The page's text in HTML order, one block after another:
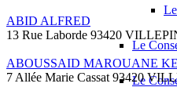
Le
Le
ABID ALFRED
13 Rue Laborde 93420
ABOUSSAID MAROUANE
7 Allée Marie Cassat 93420